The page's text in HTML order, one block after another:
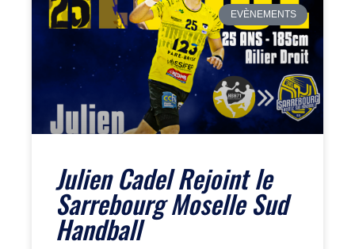
EVÈNEMENTS
Julien Cadel Rejoint le
Sarrebourg Moselle Sud
Handball